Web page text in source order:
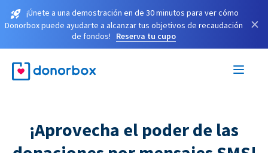
¡Únete a una demostración en de 30 minutos para ver cómo
Donorbox puede ayudarte a alcanzar tus objetivos de recaudación
de fondos!
Reserva tu cupo
×
¡Aprovecha el poder de las